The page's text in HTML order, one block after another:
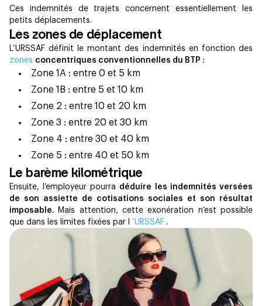
Ces indemnités de trajets concernent essentiellement les
petits déplacements.
Les zones de déplacement
L’URSSAF définit le montant des indemnités en fonction des
zones concentriques conventionnelles du BTP :
Zone 1A : entre 0 et 5 km
Zone 1B : entre 5 et 10 km
Zone 2 : entre 10 et 20 km
Zone 3 : entre 20 et 30 km
Zone 4 : entre 30 et 40 km
Zone 5 : entre 40 et 50 km
Le barème kilométrique
Ensuite, l’employeur pourra déduire les indemnités versées
de son assiette de cotisations sociales et son résultat
imposable.
Mais attention, cette exonération n’est possible
que dans les limites fixées par l ’URSSAF .